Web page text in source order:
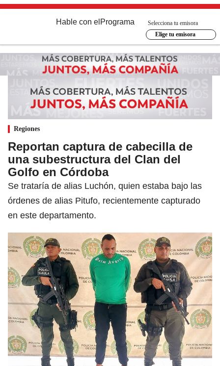
Hable con el Programa
Selecciona tu emisora
Elige tu emisora
Regiones
Reportan captura de cabecilla de
una subestructura del Clan del
Golfo en Córdoba
Se trataría de alias Luchón, quien estaba bajo las
órdenes de alias Pitufo, recientemente capturado
en este departamento.